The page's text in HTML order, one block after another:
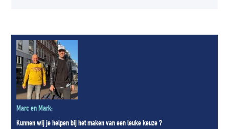
Marc en Mark:
Kunnen wij je helpen bij het maken van een leuke keuze ?